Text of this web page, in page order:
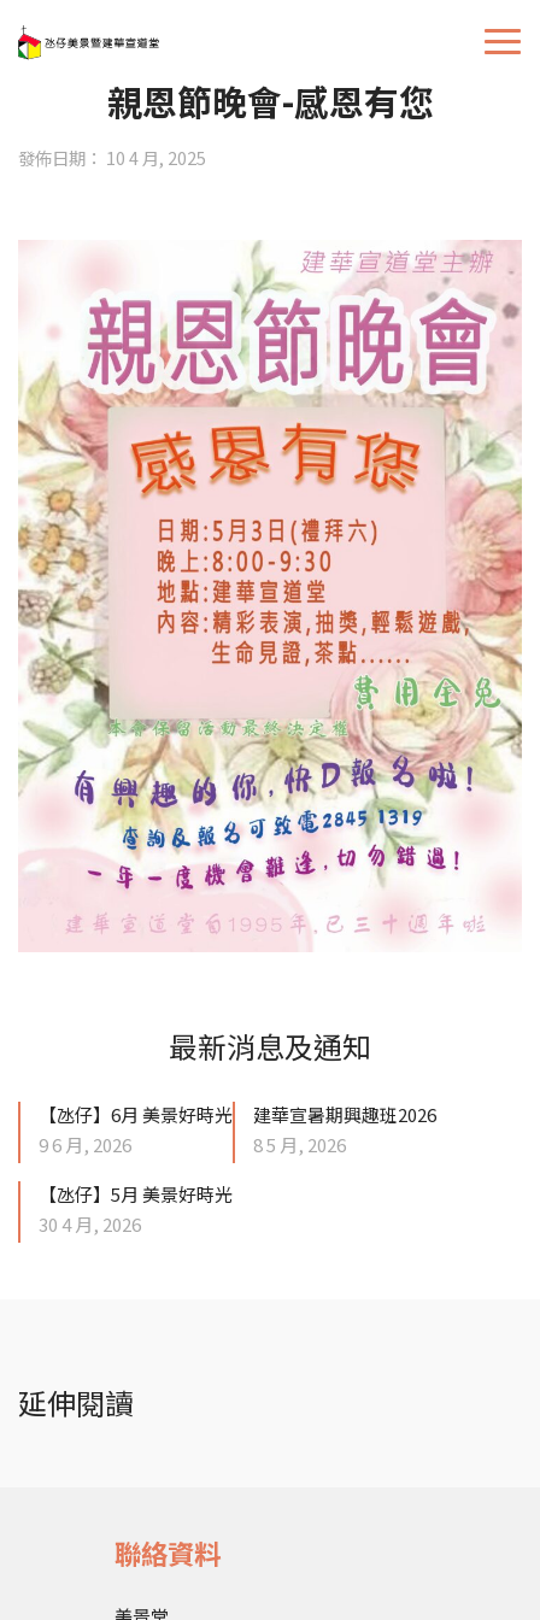
親恩節晚會-感恩有您
發佈日期： 10 4 月, 2025
最新消息及通知
【氹仔】6月 美景好時光
9 6 月, 2026
建華宣暑期興趣班2026
8 5 月, 2026
【氹仔】5月 美景好時光
30 4 月, 2026
延伸閱讀
聯絡資料